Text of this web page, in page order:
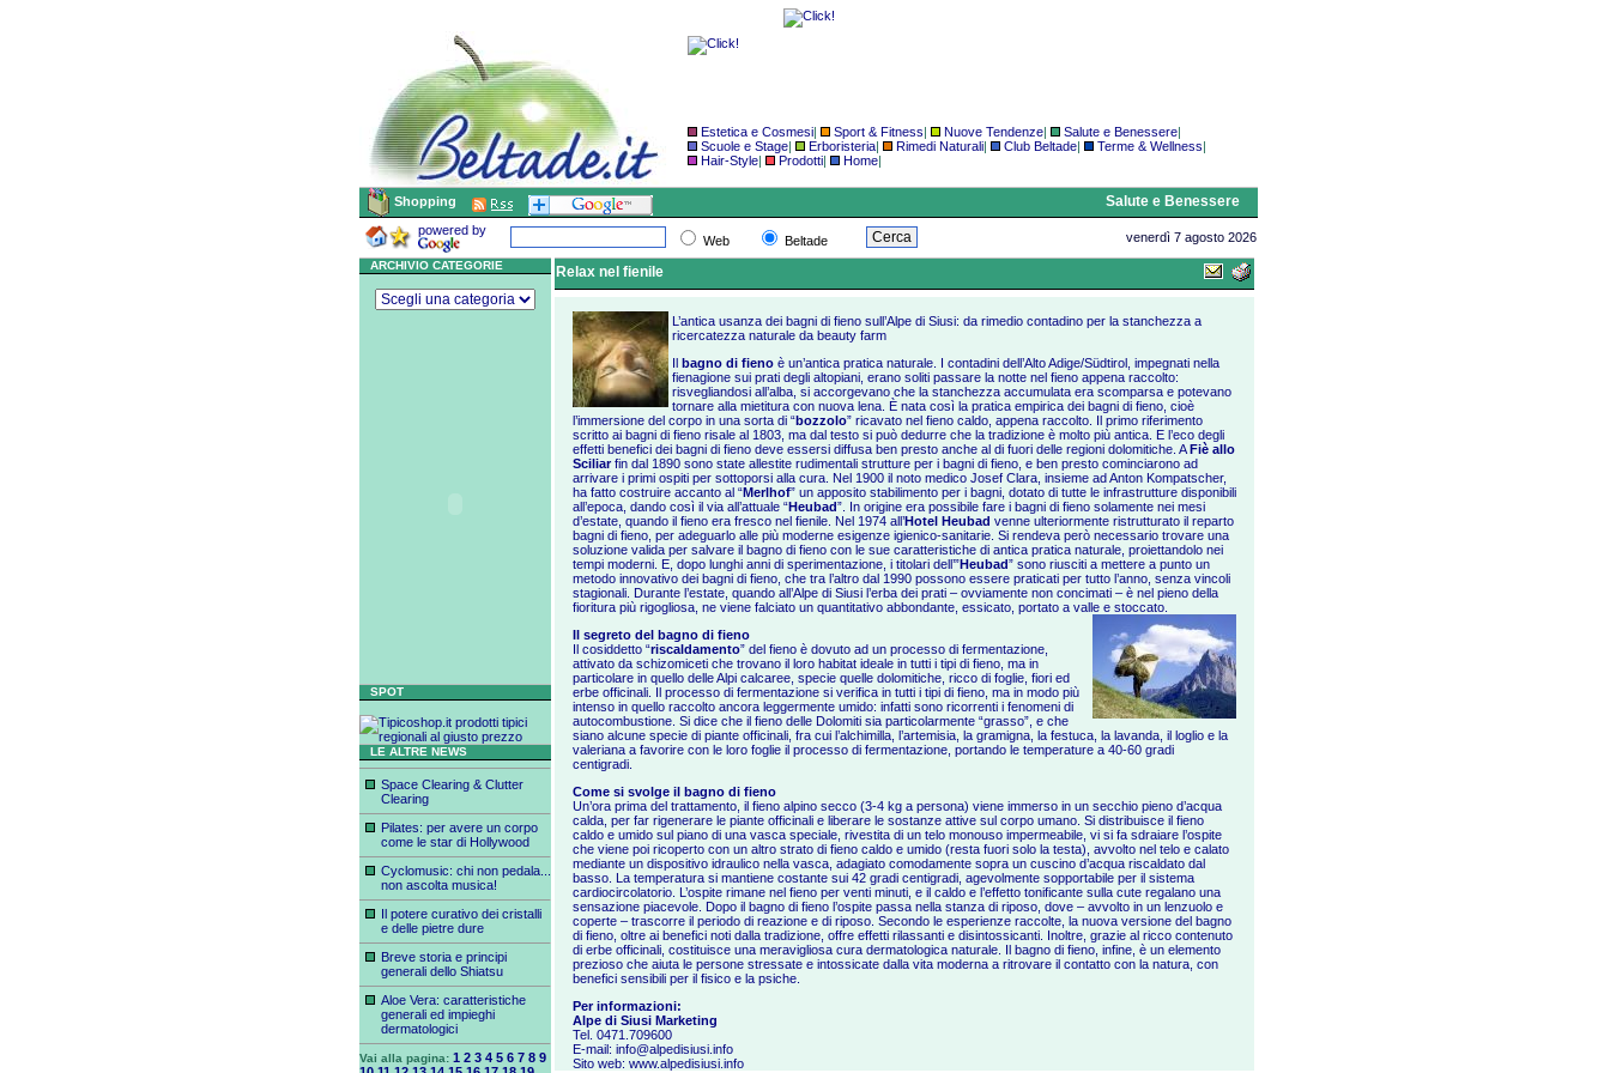
Estetica e Cosmesi| Sport & Fitness| Nuove Tendenze| Salute e Benessere|
Scuole e Stage| Erboristeria| Rimedi Naturali| Club Beltade| Terme & Wellness|
Hair-Style| Prodotti| Home|
Shopping Salute e Benessere
powered by
Web Beltade venerdì 7 agosto 2026
ARCHIVIO CATEGORIE
SPOT
LE ALTRE NEWS
Space Clearing & Clutter
Clearing
Pilates: per avere un corpo
come le star di Hollywood
Cyclomusic: chi non pedala...
non ascolta musica!
Il potere curativo dei cristalli
e delle pietre dure
Breve storia e principi
generali dello Shiatsu
Aloe Vera: caratteristiche
generali ed impieghi
dermatologici
Vai alla pagina: 1 2 3 4 5 6 7 8 9
Relax nel fienile
L’antica usanza dei bagni di fieno sull’Alpe di Siusi: da rimedio contadino per la stanchezza a
ricercatezza naturale da beauty farm
Il bagno di fieno è un’antica pratica naturale. I contadini dell’Alto Adige/Südtirol, impegnati nella
fienagione sui prati degli altopiani, erano soliti passare la notte nel fieno appena raccolto:
risvegliandosi all’alba, si accorgevano che la stanchezza accumulata era scomparsa e potevano
tornare alla mietitura con nuova lena. È nata così la pratica empirica dei bagni di fieno, cioè
l’immersione del corpo in una sorta di “bozzolo” ricavato nel fieno caldo, appena raccolto. Il primo riferimento
scritto ai bagni di fieno risale al 1803, ma dal testo si può dedurre che la tradizione è molto più antica. E l’eco degli
effetti benefici dei bagni di fieno deve essersi diffusa ben presto anche al di fuori delle regioni dolomitiche. AFiè allo
Sciliarfin dal 1890 sono state allestite rudimentali strutture per i bagni di fieno, e ben presto cominciarono ad
arrivare i primi ospiti per sottoporsi alla cura. Nel 1900 il noto medico Josef Clara, insieme ad Anton Kompatscher,
ha fatto costruire accanto al “Merlhof” un apposito stabilimento per i bagni, dotato di tutte le infrastrutture disponibili
all’epoca, dando così il via all’attuale “Heubad”. In origine era possibile fare i bagni di fieno solamente nei mesi
d’estate, quando il fieno era fresco nel fienile. Nel 1974 all’Hotel Heubad venne ulteriormente ristrutturato il reparto
bagni di fieno, per adeguarlo alle più moderne esigenze igienico-sanitarie. Si rendeva però necessario trovare una
soluzione valida per salvare il bagno di fieno con le sue caratteristiche di antica pratica naturale, proiettandolo nei
tempi moderni. E, dopo lunghi anni di sperimentazione, i titolari dell’”Heubad” sono riusciti a mettere a punto un
metodo innovativo dei bagni di fieno, che tra l’altro dal 1990 possono essere praticati per tutto l’anno, senza vincoli
stagionali. Durante l’estate, quando all’Alpe di Siusi l’erba dei prati – ovviamente non concimati – è nel pieno della
fioritura più rigogliosa, ne viene falciato un quantitativo abbondante, essicato, portato a valle e stoccato.
Il segreto del bagno di fieno
Il cosiddetto “riscaldamento” del fieno è dovuto ad un processo di fermentazione,
attivato da schizomiceti che trovano il loro habitat ideale in tutti i tipi di fieno, ma in
particolare in quello delle Alpi calcaree, specie quelle dolomitiche, ricco di foglie, fiori ed
erbe officinali. Il processo di fermentazione si verifica in tutti i tipi di fieno, ma in modo più
intenso in quello raccolto ancora leggermente umido: infatti sono ricorrenti i fenomeni di
autocombustione. Si dice che il fieno delle Dolomiti sia particolarmente “grasso”, e che
siano alcune specie di piante officinali, fra cui l’alchimilla, l’artemisia, la gramigna, la festuca, la lavanda, il loglio e la
valeriana a favorire con le loro foglie il processo di fermentazione, portando le temperature a 40-60 gradi
centigradi.
Come si svolge il bagno di fieno
Un’ora prima del trattamento, il fieno alpino secco (3-4 kg a persona) viene immerso in un secchio pieno d’acqua
calda, per far rigenerare le piante officinali e liberare le sostanze attive sul corpo umano. Si distribuisce il fieno
caldo e umido sul piano di una vasca speciale, rivestita di un telo monouso impermeabile, vi si fa sdraiare l’ospite
che viene poi ricoperto con un altro strato di fieno caldo e umido (resta fuori solo la testa), avvolto nel telo e calato
mediante un dispositivo idraulico nella vasca, adagiato comodamente sopra un cuscino d’acqua riscaldato dal
basso. La temperatura si mantiene costante sui 42 gradi centigradi, agevolmente sopportabile per il sistema
cardiocircolatorio. L’ospite rimane nel fieno per venti minuti, e il caldo e l’effetto tonificante sulla cute regalano una
sensazione piacevole. Dopo il bagno di fieno l’ospite passa nella stanza di riposo, dove – avvolto in un lenzuolo e
coperte – trascorre il periodo di reazione e di riposo. Secondo le esperienze raccolte, la nuova versione del bagno
di fieno, oltre ai benefici noti dalla tradizione, offre effetti rilassanti e disintossicanti. Inoltre, grazie al ricco contenuto
di erbe officinali, costituisce una meravigliosa cura dermatologica naturale. Il bagno di fieno, infine, è un elemento
prezioso che aiuta le persone stressate e intossicate dalla vita moderna a ritrovare il contatto con la natura, con
benefici sensibili per il fisico e la psiche.
Per informazioni:
Alpe di Siusi Marketing
Tel. 0471.709600
E-mail: info@alpedisiusi.info
Sito web: www.alpedisiusi.info